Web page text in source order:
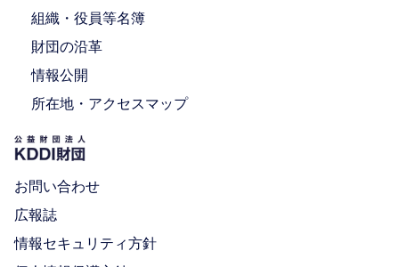
組織・役員等名簿
財団の沿革
情報公開
所在地・アクセスマップ
お問い合わせ
広報誌
情報セキュリティ方針